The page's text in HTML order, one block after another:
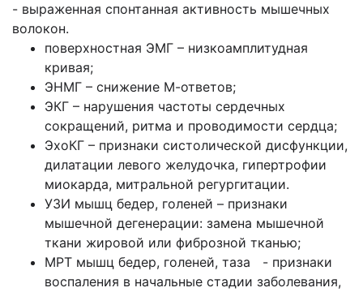
- выраженная спонтанная активность мышечных
волокон.
поверхностная ЭМГ – низкоамплитудная
кривая;
ЭНМГ – снижение М-ответов;
ЭКГ – нарушения частоты сердечных
сокращений, ритма и проводимости сердца;
ЭхоКГ – признаки систолической дисфункции,
дилатации левого желудочка, гипертрофии
миокарда, митральной регургитации.
УЗИ мышц бедер, голеней – признаки
мышечной дегенерации: замена мышечной
ткани жировой или фиброзной тканью;
МРТ мышц бедер, голеней, таза - признаки
воспаления в начальные стадии заболевания,